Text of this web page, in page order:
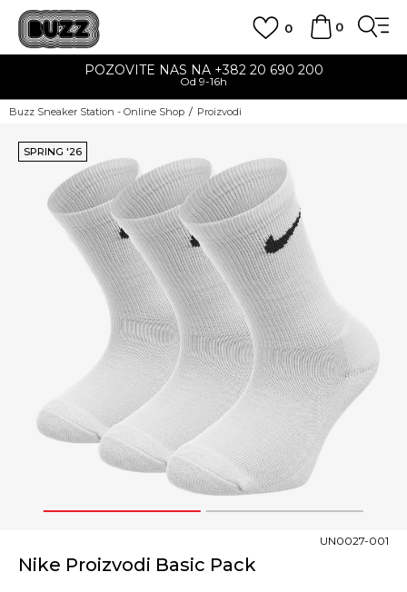
0
0
POZOVITE NAS NA +382 20 690 200
Od 9-16h
Buzz Sneaker Station - Online Shop Proizvodi
1 2
SPRING '26
Nike Proizvodi Basic Pack
UN0027-001